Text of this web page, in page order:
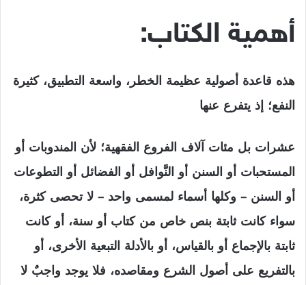
أهمية الكتاب:
هذه قاعدة أصولية عظيمة الخطر، واسعة التطبيق، كثيرة
النفع؛ إذ يتفرع عنها
عشرات بل مئات آلاف الفروع الفقهية؛ لأن المندوبات أو
المستحبات أو السنن أو النَّوافل أو الفضائل أو التطوعات
أو السنن – وكلها أسماء لمسمى واحد – لا تحصى كثرة،
سواء كانت ثابتة بنص خاص من كتاب أو سنة، أو كانت
ثابتة بالإجماع أو بالقياس، أو بالأدلة التبعية الأخرى، أو
بالتفريع على أصول الشرع ومقاصده، فلا يوجد واجبٌ لا